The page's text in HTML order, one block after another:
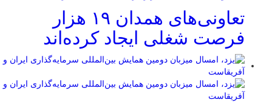
تعاونی‌های همدان ۱۹ هزار
فرصت شغلی ایجاد کرده‌اند